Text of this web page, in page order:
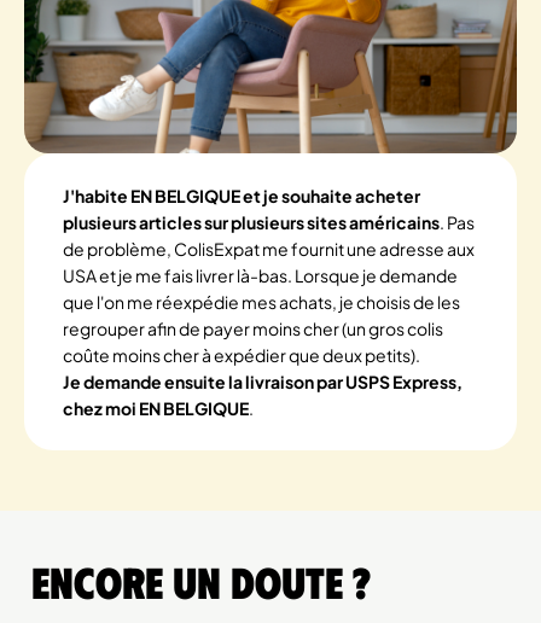
J'habite EN BELGIQUE et je souhaite acheter
plusieurs articles sur plusieurs sites américains. Pas
de problème, ColisExpat me fournit une adresse aux
USA et je me fais livrer là-bas. Lorsque je demande
que l'on me réexpédie mes achats, je choisis de les
regrouper afin de payer moins cher (un gros colis
coûte moins cher à expédier que deux petits).
Je demande ensuite la livraison par USPS Express,
chez moi EN BELGIQUE.
Encore un doute ?